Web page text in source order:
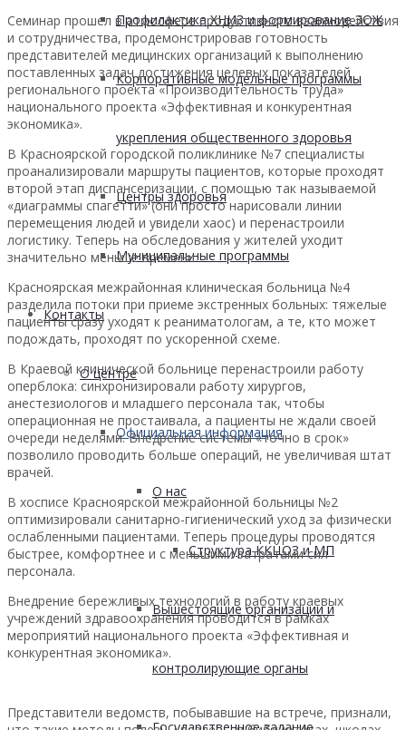
Профилактика ХНИЗ и формирование ЗОЖ
Корпоративные модельные программы
укрепления общественного здоровья
Центры здоровья
Муниципальные программы
Контакты
О центре
Официальная информация
О нас
Структура ККЦОЗ и МП
Вышестоящие организации и
контролирующие органы
Семинар прошел в атмосфере продуктивного взаимодействия
и сотрудничества, продемонстрировав готовность
представителей медицинских организаций к выполнению
поставленных задач достижения целевых показателей
регионального проекта «Производительность труда»
национального проекта «Эффективная и конкурентная
экономика».
В Красноярской городской поликлинике №7 специалисты
проанализировали маршруты пациентов, которые проходят
второй этап диспансеризации, с помощью так называемой
«диаграммы спагетти» (они просто нарисовали линии
перемещения людей и увидели хаос) и перенастроили
логистику. Теперь на обследования у жителей уходит
значительно меньше времени.
Красноярская межрайонная клиническая больница №4
разделила потоки при приеме экстренных больных: тяжелые
пациенты сразу уходят к реаниматологам, а те, кто может
подождать, проходят по ускоренной схеме.
В Краевой клинической больнице перенастроили работу
оперблока: синхронизировали работу хирургов,
анестезиологов и младшего персонала так, чтобы
операционная не простаивала, а пациенты не ждали своей
очереди неделями. Внедрение системы «точно в срок»
позволило проводить больше операций, не увеличивая штат
врачей.
В хосписе Красноярской межрайонной больницы №2
оптимизировали санитарно-гигиенический уход за физически
ослабленными пациентами. Теперь процедуры проводятся
быстрее, комфортнее и с меньшими затратами сил
персонала.
Внедрение бережливых технологий в работу краевых
учреждений здравоохранения проводится в рамках
мероприятий национального проекта «Эффективная и
конкурентная экономика».
Представители ведомств, побывавшие на встрече, признали,